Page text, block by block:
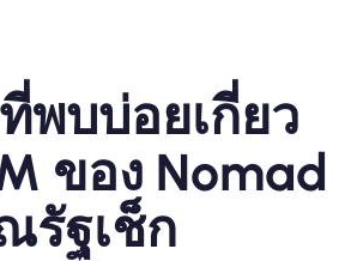
พบบ่อยเกี่ยว
ของ Nomad
รัฐเช็ก